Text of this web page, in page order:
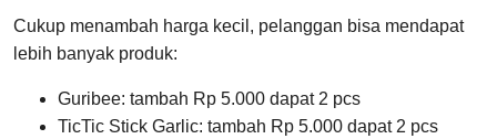
Cukup menambah harga kecil, pelanggan bisa mendapat
lebih banyak produk:
Guribee: tambah Rp 5.000 dapat 2 pcs
TicTic Stick Garlic: tambah Rp 5.000 dapat 2 pcs